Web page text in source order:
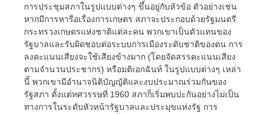
การประชุมสภาในรูปแบบต่างๆ ขึ้นอยู่กับหัวข้อ ตัวอย่างเช่น
หากมีการหารือเรื่องการเกษตร สภาจะประกอบด้วยรัฐมนตรี
กระทรวงเกษตรแห่งชาติแต่ละคน พวกเขาเป็นตัวแทนของ
รัฐบาลและรับผิดชอบต่อระบบการเมืองระดับชาติของตน การ
ลงคะแนนเสียงจะใช้เสียงข้างมาก (โดยจัดสรรคะแนนเสียง
ตามจำนวนประชากร) หรือมติเอกฉันท์ ในรูปแบบต่างๆ เหล่า
นี้ พวกเขามีอำนาจนิติบัญญัติและงบประมาณร่วมกันของ
รัฐสภา ตั้งแต่ทศวรรษที่ 1960 สภาก็เริ่มพบปะกันอย่างไม่เป็น
ทางการในระดับหัวหน้ารัฐบาลและประมุขแห่งรัฐ การ